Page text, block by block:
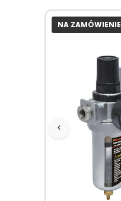
NA ZAMÓWIENIE